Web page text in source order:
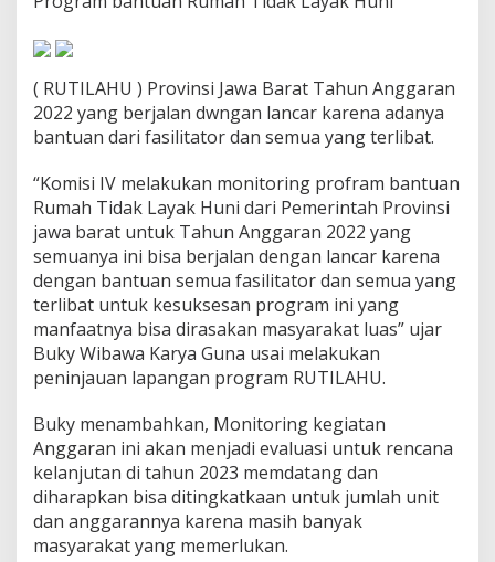
U
A
H
U
o
v
i
n
i
J
a
w
a
B
r
a
t
T
A
2
0
( RUTILAHU ) Provinsi Jawa Barat Tahun Anggaran
2022 yang berjalan dwngan lancar karena adanya
bantuan dari fasilitator dan semua yang terlibat.
“Komisi IV melakukan monitoring profram bantuan
Rumah Tidak Layak Huni dari Pemerintah Provinsi
jawa barat untuk Tahun Anggaran 2022 yang
semuanya ini bisa berjalan dengan lancar karena
dengan bantuan semua fasilitator dan semua yang
terlibat untuk kesuksesan program ini yang
manfaatnya bisa dirasakan masyarakat luas” ujar
Buky Wibawa Karya Guna usai melakukan
peninjauan lapangan program RUTILAHU.
Buky menambahkan, Monitoring kegiatan
Anggaran ini akan menjadi evaluasi untuk rencana
kelanjutan di tahun 2023 memdatang dan
diharapkan bisa ditingkatkaan untuk jumlah unit
dan anggarannya karena masih banyak
masyarakat yang memerlukan.